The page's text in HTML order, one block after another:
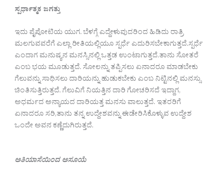
ಸ್ಪರ್ಧಾತ್ಮಕ ಜಗತ್ತು
ಇದು ಪೈಪೋಟಿಯ ಯುಗ. ಬೆಳಗ್ಗೆ ಎದ್ದೇಳುವುದರಿಂದ ಹಿಡಿದು ರಾತ್ರಿ
ಮಲಗುವವರೆಗೆ ಎಲ್ಲಾ ರೀತಿಯಲ್ಲಿಯೂ ಸ್ಪರ್ಧೆ ಎದುರಿಸಬೇಕಾಗುತ್ತದೆ.ಸ್ಪರ್ಧೆ
ಎಂದಾಗ ಮನುಷ್ಯನ ಮನಸ್ಸಿನಲ್ಲಿ ಒತ್ತಡ ಉಂಟಾಗುತ್ತದೆ.ತಾನು ಸೋತರೆ
ಎಂಬ ಭಯ ಮೂಡುತ್ತದೆ. ಸೋಲನ್ನು ತಪ್ಪಿಸಲು ಏನಾದರೂ ಮಾಡಬೇಕು
ಗೆಲುವನ್ನು ಸಾಧಿಸಲು ದಾರಿಯನ್ನು ಹುಡುಕಬೇಕು ಎಂಬ ನಿಟ್ಟಿನಲ್ಲಿ ಮನಸ್ಸು
ಚಿಂತಿಸುತ್ತಿರುತ್ತದೆ. ಗೆಲುವಿಗೆ ನಿಯತ್ತಿನ ದಾರಿ ಗೋಚರಿಸದೆ ಇದ್ದಾಗ,
ಅಧರ್ಮದ ಅನ್ಯಾಯದ ದಾರಿಯತ್ತ ಮನಸು ವಾಲುತ್ತದೆ. ಇತರರಿಗೆ
ಏನಾದರೂ ಸರಿ,ತಾನು ತನ್ನ ಉದ್ದೇಶವನ್ನು ಈಡೇರಿಸಿಕೊಳ್ಳುವ ಉದ್ದೇಶ
ಒಂದೇ ಅವನ ಕಣ್ಣೆದುಗಿರುತ್ತದೆ.
ಅತಿಯಾಸೆಯಿಂದ ಅಸೂಯೆ